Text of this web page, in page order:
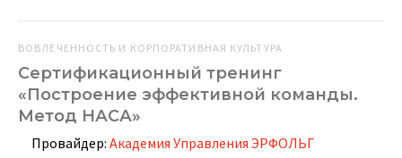
ВОВЛЕЧЕННОСТЬ И КОРПОРАТИВНАЯ КУЛЬТУРА
Сертификационный тренинг
«Построение эффективной команды.
Метод НАСА»
Провайдер: Академия Управления ЭРФОЛЬГ